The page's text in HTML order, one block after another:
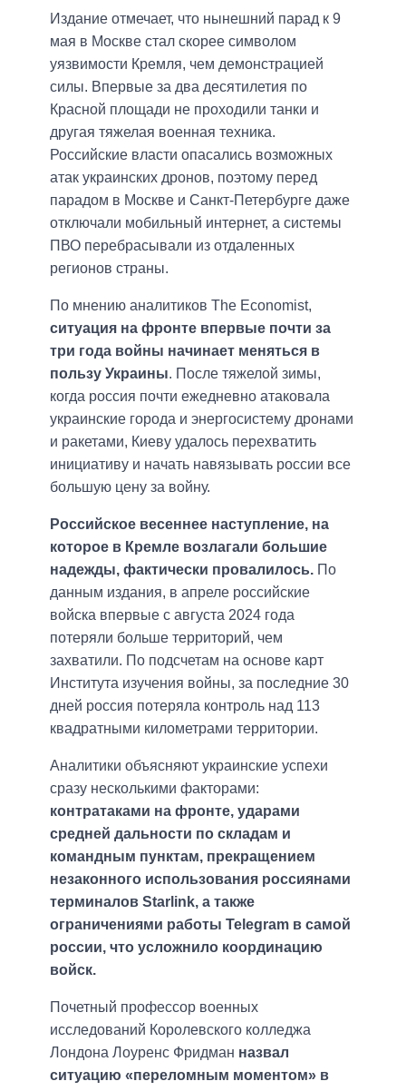
Издание отмечает, что нынешний парад к 9
мая в Москве стал скорее символом
уязвимости Кремля, чем демонстрацией
силы. Впервые за два десятилетия по
Красной площади не проходили танки и
другая тяжелая военная техника.
Российские власти опасались возможных
атак украинских дронов, поэтому перед
парадом в Москве и Санкт-Петербурге даже
отключали мобильный интернет, а системы
ПВО перебрасывали из отдаленных
регионов страны.
По мнению аналитиков The Economist,
ситуация на фронте впервые почти за
три года войны начинает меняться в
пользу Украины. После тяжелой зимы,
когда россия почти ежедневно атаковала
украинские города и энергосистему дронами
и ракетами, Киеву удалось перехватить
инициативу и начать навязывать россии все
большую цену за войну.
Российское весеннее наступление, на
которое в Кремле возлагали большие
надежды, фактически провалилось. По
данным издания, в апреле российские
войска впервые с августа 2024 года
потеряли больше территорий, чем
захватили. По подсчетам на основе карт
Института изучения войны, за последние 30
дней россия потеряла контроль над 113
квадратными километрами территории.
Аналитики объясняют украинские успехи
сразу несколькими факторами:
контратаками на фронте, ударами
средней дальности по складам и
командным пунктам, прекращением
незаконного использования россиянами
терминалов Starlink, а также
ограничениями работы Telegram в самой
россии, что усложнило координацию
войск.
Почетный профессор военных
исследований Королевского колледжа
Лондона Лоуренс Фридман назвал
ситуацию «переломным моментом» в